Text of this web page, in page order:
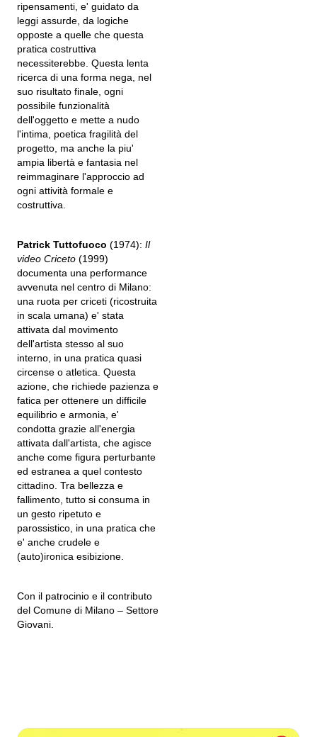
ripensamenti, e' guidato da
leggi assurde, da logiche
opposte a quelle che questa
pratica costruttiva
necessiterebbe. Questa lenta
ricerca di una forma nega, nel
suo risultato finale, ogni
possibile funzionalità
dell'oggetto e mette a nudo
l'intima, poetica fragilità del
progetto, ma anche la piu'
ampia libertà e fantasia nel
reimmaginare l'approccio ad
ogni attività formale e
costruttiva.
Patrick Tuttofuoco (1974): Il
video Criceto (1999)
documenta una performance
avvenuta nel centro di Milano:
una ruota per criceti (ricostruita
in scala umana) e' stata
attivata dal movimento
dell'artista stesso al suo
interno, in una pratica quasi
circense o atletica. Questa
azione, che richiede pazienza e
fatica per ottenere un difficile
equilibrio e armonia, e'
condotta grazie all'energia
attivata dall'artista, che agisce
anche come figura perturbante
ed estranea a quel contesto
cittadino. Tra bellezza e
fallimento, tutto si consuma in
un gesto ripetuto e
parossistico, in una pratica che
e' anche crudele e
(auto)ironica esibizione.
Con il patrocinio e il contributo
del Comune di Milano – Settore
Giovani.